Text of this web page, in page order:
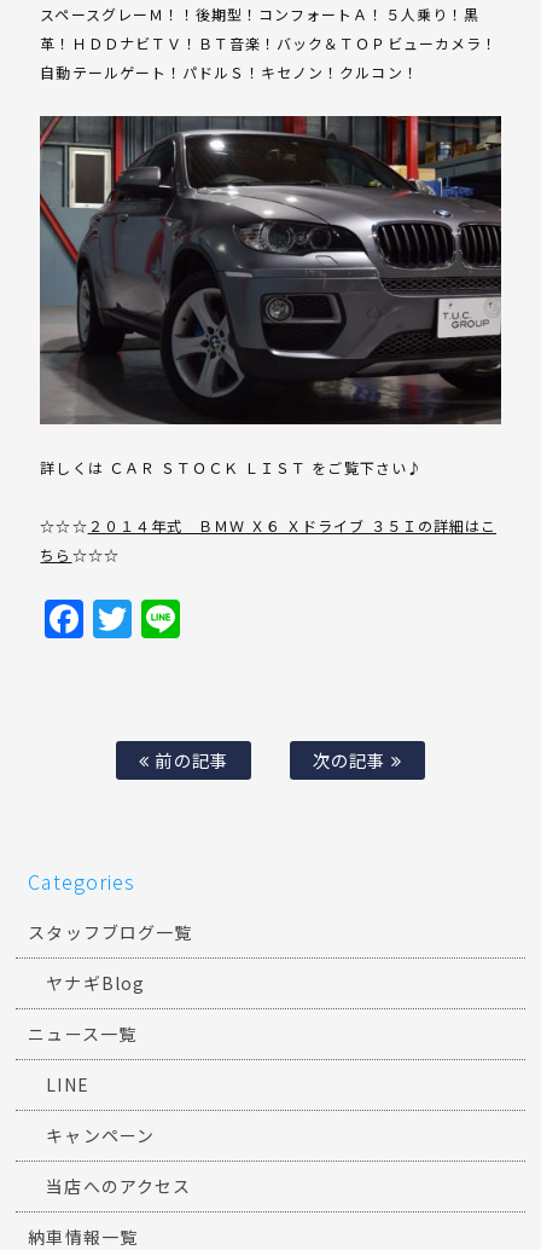
スペースグレーＭ！！後期型！コンフォートＡ！５人乗り！黒
革！ＨＤＤナビＴＶ！ＢＴ音楽！バック＆ＴＯＰビューカメラ！
自動テールゲート！パドルＳ！キセノン！クルコン！
詳しくは ＣＡＲ ＳＴＯＣＫ ＬＩＳＴ をご覧下さい♪
☆☆☆ ２０１４年式 ＢＭＷ Ｘ６ Ｘドライブ ３５Ｉの詳細はこ
ちら ☆☆☆
Facebook
Twitter
前の記事 次の記事
Categories
スタッフブログ一覧
ヤナギBlog
ニュース一覧
LINE
キャンペーン
当店へのアクセス
納車情報一覧